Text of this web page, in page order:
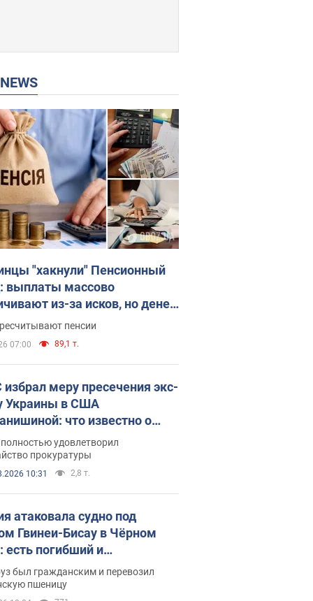
NEWS
"хакнули" Пенсионный
выплаты массово
из-за исков, но денег
пенсии
07:00 89,1 т.
меру пресечения экс-
Украины в США
что известно о
удовлетворил
прокуратуры
10:31 2,8 т.
атаковала судно под
Гвинеи-Бисау в Чёрном
есть погибший и
был гражданским и перевозил
пшеницу